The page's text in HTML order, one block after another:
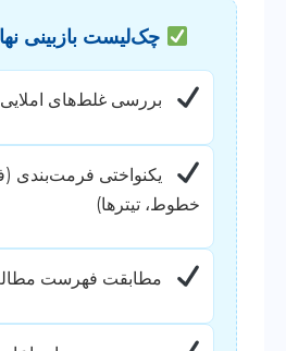
چک‌لیست بازبینی
بررسی غلط‌های
یکنواختی فرمت‌بندی
خطوط، تیترها)
مطابقت فهرست